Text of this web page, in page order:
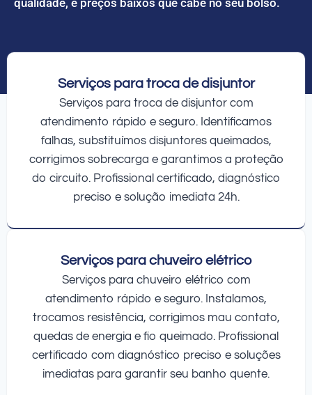
Serviços para troca de disjuntor
Serviços para troca de disjuntor com
atendimento rápido e seguro. Identificamos
falhas, substituímos disjuntores queimados,
corrigimos sobrecarga e garantimos a proteção
do circuito. Profissional certificado, diagnóstico
preciso e solução imediata 24h.
Serviços para chuveiro elétrico
Serviços para chuveiro elétrico com
atendimento rápido e seguro. Instalamos,
trocamos resistência, corrigimos mau contato,
quedas de energia e fio queimado. Profissional
certificado com diagnóstico preciso e soluções
imediatas para garantir seu banho quente.